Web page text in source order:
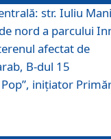
str. Iuliu
nord a parcului
afectat de
B-dul 15
iniţiator